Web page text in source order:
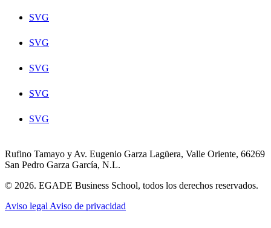
SVG
SVG
SVG
SVG
SVG
Rufino Tamayo y Av. Eugenio Garza Lagüera, Valle Oriente, 66269
San Pedro Garza García, N.L.
© 2026. EGADE Business School, todos los derechos reservados.
Aviso legal Aviso de privacidad